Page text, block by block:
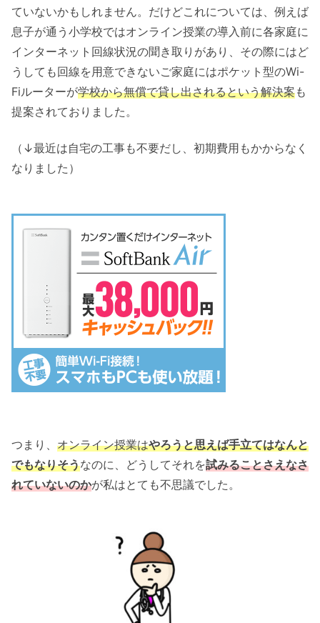
ていないかもしれません。だけどこれについては、例えば
息子が通う小学校ではオンライン授業の導入前に各家庭に
インターネット回線状況の聞き取りがあり、その際にはど
うしても回線を用意できないご家庭にはポケット型のWi-
Fiルーターが学校から無償で貸し出されるという解決案も
提案されておりました。
（↓最近は自宅の工事も不要だし、初期費用もかからなく
なりました）
つまり、 オンライン授業はやろうと思えば手立てはなんと
でもなりそうなのに、どうしてそれを試みることさえなさ
れていないのかが私はとても不思議でした。